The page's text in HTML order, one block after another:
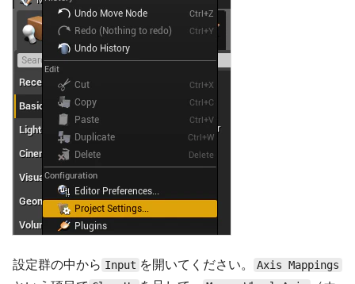
設定群の中から Input を開いてください。 Axis Mappings